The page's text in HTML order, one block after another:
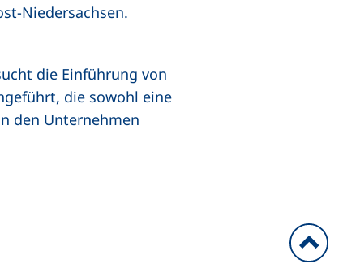
Niedersachsen.
die Einführung von
die sowohl eine
den Unternehmen